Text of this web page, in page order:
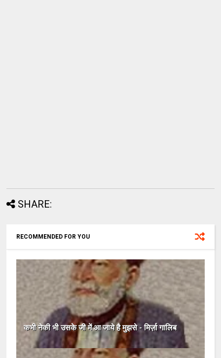
SHARE:
RECOMMENDED FOR YOU
कभी नेकी भी उसके जी में आ जाये है मुझसे - मिर्ज़ा गालिब